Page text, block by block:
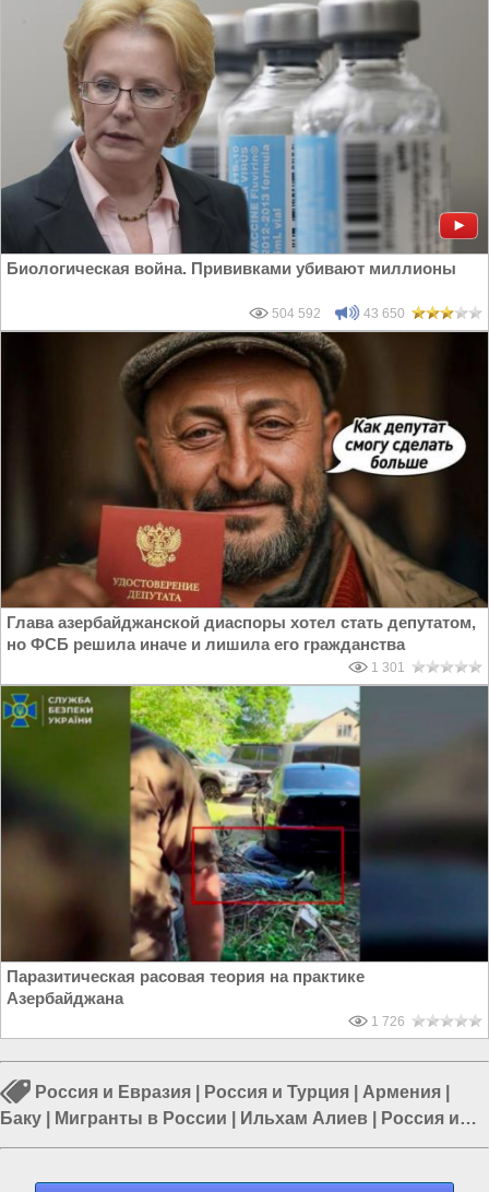
Биологическая война. Прививками убивают миллионы
504 592 43 650
Глава азербайджанской диаспоры хотел стать депутатом,
но ФСБ решила иначе и лишила его гражданства
1 301
Паразитическая расовая теория на практике
Азербайджана
1 726
Россия и Евразия Россия и Турция Армения
Баку
Мигранты в России Ильхам Алиев
Россия и
Армения